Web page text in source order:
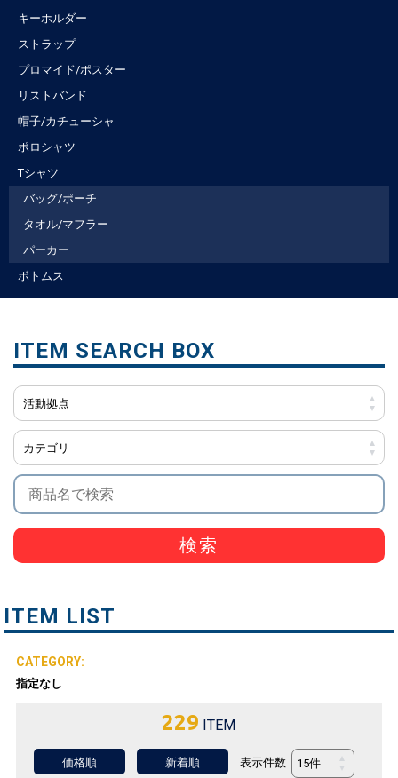
キーホルダー
ストラップ
プロマイド/ポスター
リストバンド
帽子/カチューシャ
ポロシャツ
Tシャツ
バッグ/ポーチ
タオル/マフラー
パーカー
ボトムス
検索
ITEM LIST
指定なし
229 ITEM
価格順 新着順 表示件数